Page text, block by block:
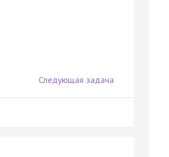
Следующая задача